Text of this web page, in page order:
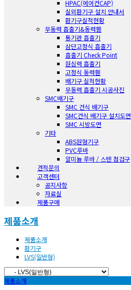
HPAC(에어컨CAP)
실외환기구 설치 안내서
환기구실적현황
무동력 흡출기&동력휀
통기관 흡출기
삼단고정식 흡출기
흡출기 Check Point
원심력 흡출기
고정식 동력휀
배기구 실적현황
무동력 흡출기 시공사진
SMC배기구
SMC 건식 배기구
SMC건식 배기구 설치도면
SMC 시방도면
기타
ABS원형기구
PVC루바
알미늄 루바 / 스텐 점검구
견적문의
고객센터
공지사항
자료실
제품구매
제품소개
제품소개
환기구
LVS(일반형)
제품소개